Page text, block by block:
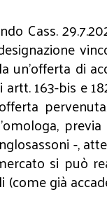
di
163-bis e
-,
si può
già